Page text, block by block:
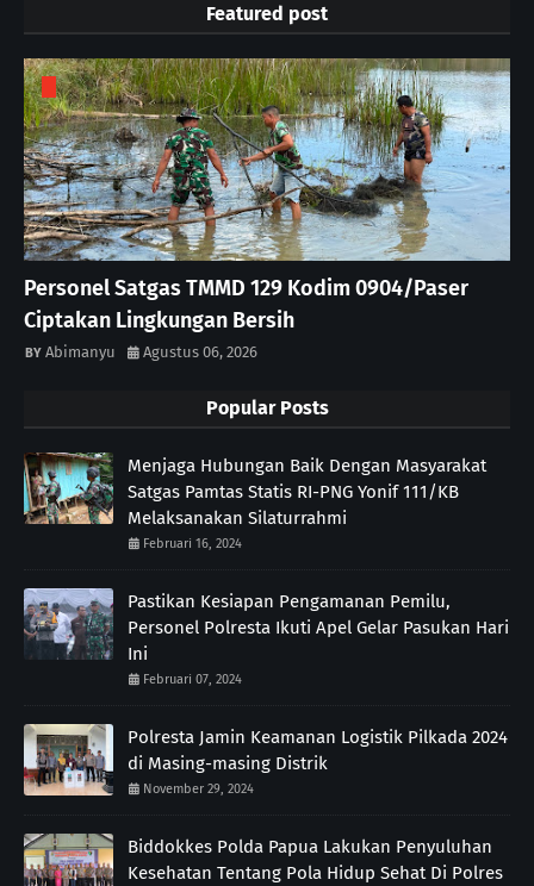
Featured post
Personel Satgas TMMD 129 Kodim 0904/Paser
Ciptakan Lingkungan Bersih
Abimanyu Agustus 06, 2026
Popular Posts
Menjaga Hubungan Baik Dengan Masyarakat
Satgas Pamtas Statis RI-PNG Yonif 111/KB
Melaksanakan Silaturrahmi
Februari 16, 2024
Pastikan Kesiapan Pengamanan Pemilu,
Personel Polresta Ikuti Apel Gelar Pasukan Hari
Ini
Februari 07, 2024
Polresta Jamin Keamanan Logistik Pilkada 2024
di Masing-masing Distrik
November 29, 2024
Biddokkes Polda Papua Lakukan Penyuluhan
Kesehatan Tentang Pola Hidup Sehat Di Polres